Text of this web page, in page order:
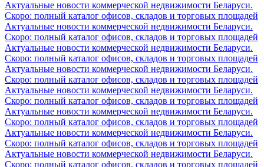
Актуальные новости коммерческой недвижимости Беларуси.
Скоро: полный каталог офисов, складов и торговых площадей
Актуальные новости коммерческой недвижимости Беларуси.
Скоро: полный каталог офисов, складов и торговых площадей
Актуальные новости коммерческой недвижимости Беларуси.
Скоро: полный каталог офисов, складов и торговых площадей
Актуальные новости коммерческой недвижимости Беларуси.
Скоро: полный каталог офисов, складов и торговых площадей
Актуальные новости коммерческой недвижимости Беларуси.
Скоро: полный каталог офисов, складов и торговых площадей
Актуальные новости коммерческой недвижимости Беларуси.
Скоро: полный каталог офисов, складов и торговых площадей
Актуальные новости коммерческой недвижимости Беларуси.
Скоро: полный каталог офисов, складов и торговых площадей
Актуальные новости коммерческой недвижимости Беларуси.
Скоро: полный каталог офисов, складов и торговых площадей